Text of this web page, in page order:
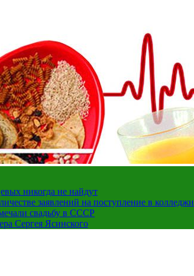
никогда не найдут
заявлений на поступление в колледжи
свадьбу в СССР
Сергея Ясинского